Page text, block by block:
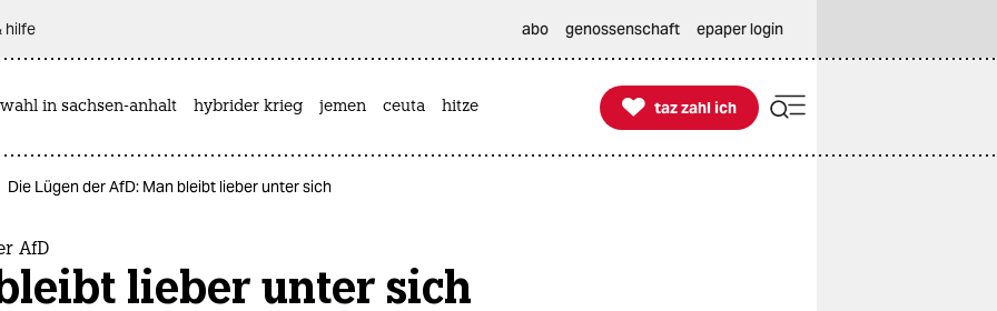
hilfe abo genossenschaft epaper login
in sachsen-anhalt hybrider krieg jemen ceuta hitze 
taz zahl ich
taz zahl ich
Die Lügen der AfD: Man bleibt lieber unter sich
AfD
lieber unter sich